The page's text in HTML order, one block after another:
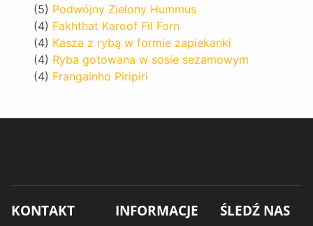
(5) Podwójny Zielony Hummus
(4) Fakhthat Karoof Fil Forn
(4) Kasza z rybą w formie zapiekanki
(4) Ryba gotowana w sosie sezamowym
(4) Frangainho Piripiri
KONTAKT
INFORMACJE
ŚLEDŹ NAS